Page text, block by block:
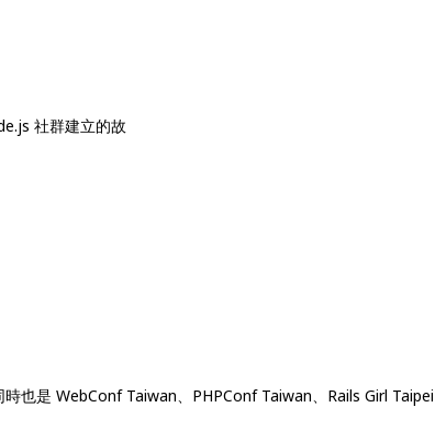
社群建立的故
是 WebConf Taiwan、PHPConf Taiwan、Rails Girl Taipei